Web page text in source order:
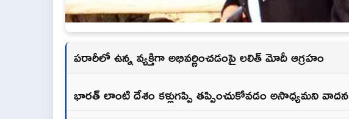
పరారీలో ఉన్న వ్యక్తిగా అభివర్ణించడంపై లలిత్‌ మోదీ ఆగ్రహం
భారత్‌ లాంటి దేశం కళ్లుగప్పి తప్పించుకోవడం అసాధ్యమని వాదన